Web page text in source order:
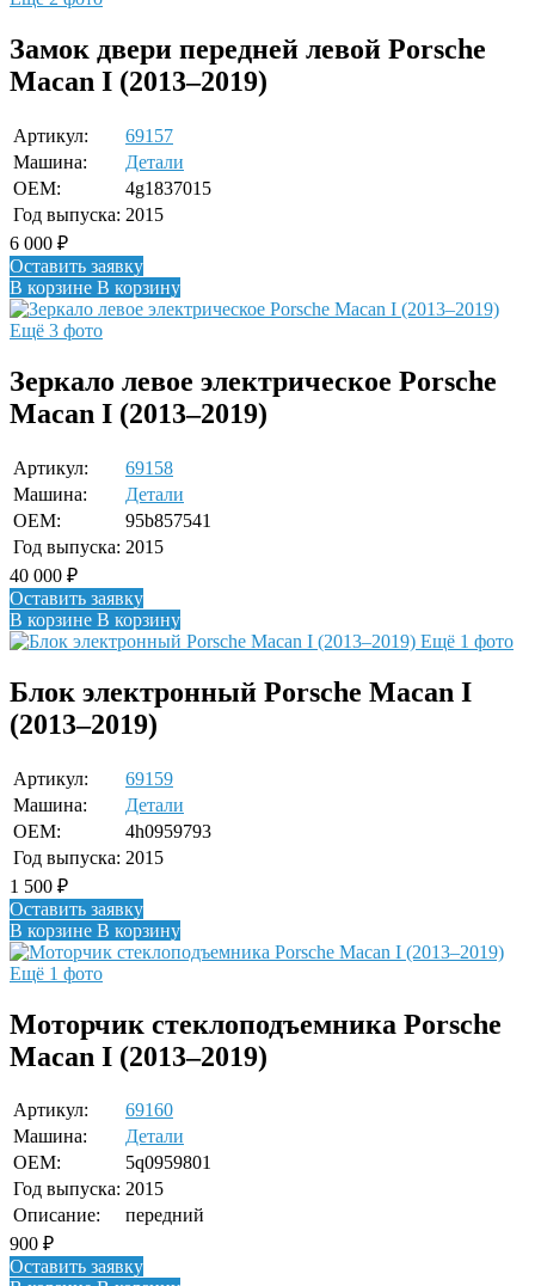
Замок двери передней левой Porsche
Macan I (2013–2019)
Артикул:
69157
Машина:
Детали
OEM:
4g1837015
Год выпуска: 2015
6 000 ₽
Оставить заявку
В корзине В корзину
Ещё 3 фото
Зеркало левое электрическое Porsche
Macan I (2013–2019)
Артикул:
69158
Машина:
Детали
OEM:
95b857541
Год выпуска: 2015
40 000 ₽
Оставить заявку
В корзине В корзину
Ещё 1 фото
Блок электронный Porsche Macan I
(2013–2019)
Артикул:
69159
Машина:
Детали
OEM:
4h0959793
Год выпуска: 2015
1 500 ₽
Оставить заявку
В корзине В корзину
Ещё 1 фото
Моторчик стеклоподъемника Porsche
Macan I (2013–2019)
Артикул:
69160
Машина:
Детали
OEM:
5q0959801
Год выпуска: 2015
Описание:
передний
900 ₽
Оставить заявку